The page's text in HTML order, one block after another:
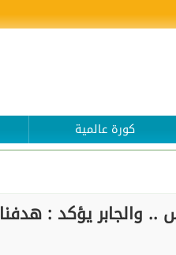
كورة عالمية
.. والجابر يؤكد : هدفنا